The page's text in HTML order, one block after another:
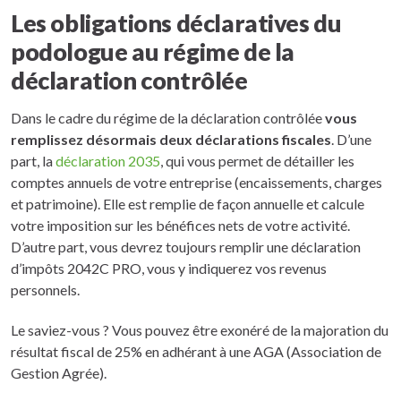
Les obligations déclaratives du
podologue au régime de la
déclaration contrôlée
Dans le cadre du régime de la déclaration contrôléevous
remplissez désormais deux déclarations fiscales. D’une
part, ladéclaration 2035, qui vous permet de détailler les
comptes annuels de votre entreprise (encaissements, charges
et patrimoine). Elle est remplie de façon annuelle et calcule
votre imposition sur les bénéfices nets de votre activité.
D’autre part, vous devrez toujours remplir une déclaration
d’impôts 2042C PRO, vous y indiquerez vos revenus
personnels.
Le saviez-vous ? Vous pouvez être exonéré de la majoration du
résultat fiscal de 25% en adhérant à une AGA (Association de
Gestion Agrée).